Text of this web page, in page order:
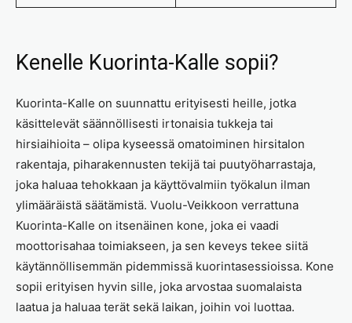
Kenelle Kuorinta-Kalle sopii?
Kuorinta-Kalle on suunnattu erityisesti heille, jotka
käsittelevät säännöllisesti irtonaisia tukkeja tai
hirsiaihioita – olipa kyseessä omatoiminen hirsitalon
rakentaja, piharakennusten tekijä tai puutyöharrastaja,
joka haluaa tehokkaan ja käyttövalmiin työkalun ilman
ylimääräistä säätämistä. Vuolu-Veikkoon verrattuna
Kuorinta-Kalle on itsenäinen kone, joka ei vaadi
moottorisahaa toimiakseen, ja sen keveys tekee siitä
käytännöllisemmän pidemmissä kuorintasessioissa. Kone
sopii erityisen hyvin sille, joka arvostaa suomalaista
laatua ja haluaa terät sekä laikan, joihin voi luottaa.